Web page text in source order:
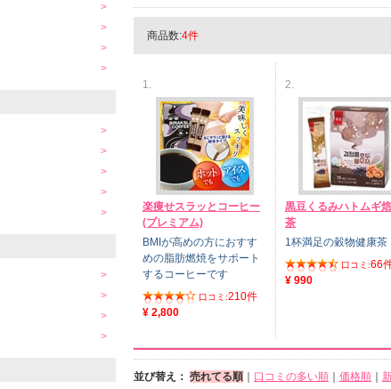
商品数:4件
1.
楽痩せスラッとコーヒー
(プレミアム)
BMIが高めの方におすす
めの脂肪燃焼をサポート
するコーヒーです
口コミ:210件
¥ 2,800
2.
黒豆くるみハトムギ
茶
1杯満足の穀物健康茶
口コミ:66
¥ 990
並び替え： 売れてる順 口コミの多い順 価格順